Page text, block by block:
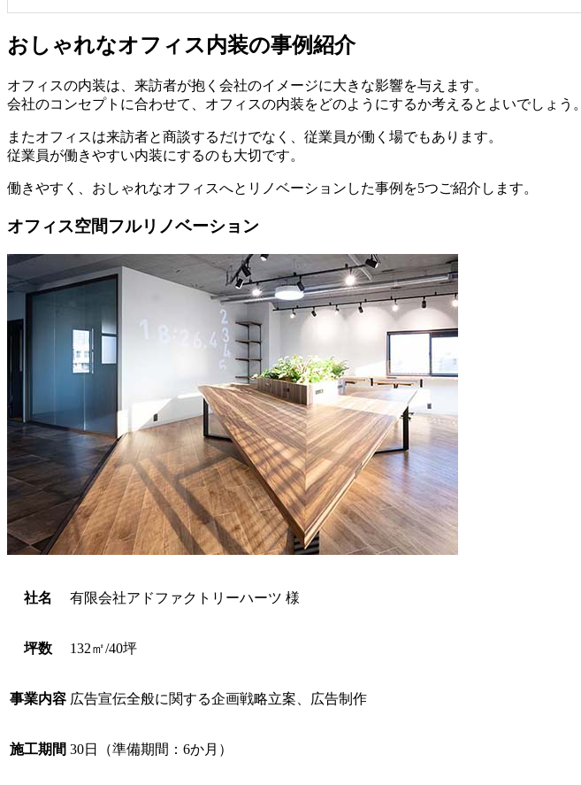
おしゃれなオフィス内装の事例紹介
オフィスの内装は、来訪者が抱く会社のイメージに大きな影響を与えます。
会社のコンセプトに合わせて、オフィスの内装をどのようにするか考えるとよいでしょう。
またオフィスは来訪者と商談するだけでなく、従業員が働く場でもあります。
従業員が働きやすい内装にするのも大切です。
働きやすく、おしゃれなオフィスへとリノベーションした事例を5つご紹介します。
オフィス空間フルリノベーション
社名 有限会社アドファクトリーハーツ 様
坪数 132㎡/40坪
事業内容 広告宣伝全般に関する企画戦略立案、広告制作
施工期間 30日（準備期間：6か月）